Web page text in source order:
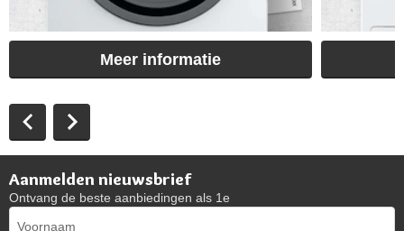
Meer informatie
Aanmelden nieuwsbrief
Ontvang de beste aanbiedingen als 1e